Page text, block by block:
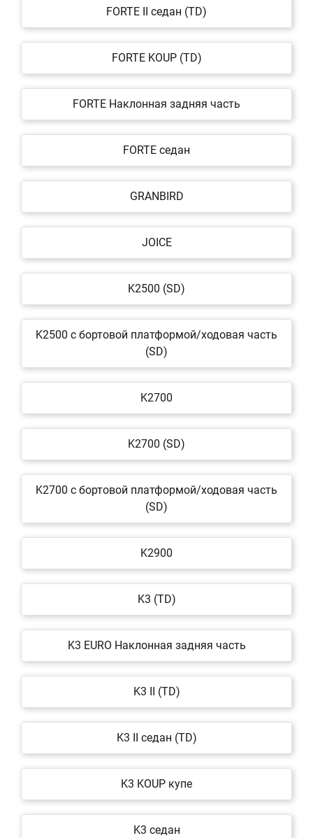
FORTE II седан (TD)
FORTE KOUP (TD)
FORTE Наклонная задняя часть
FORTE седан
GRANBIRD
JOICE
K2500 (SD)
K2500 c бортовой платформой/ходовая часть
(SD)
K2700
K2700 (SD)
K2700 c бортовой платформой/ходовая часть
(SD)
K2900
K3 (TD)
K3 EURO Наклонная задняя часть
K3 II (TD)
K3 II седан (TD)
K3 KOUP купе
K3 седан